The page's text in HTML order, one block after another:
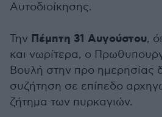
Αυτοδιοίκησης.
Την Πέμπτη 31 Αυγούστου,
και νωρίτερα, ο
Βουλή στην προ ημερησίας
συζήτηση σε επίπεδο
ζήτημα των πυρκαγιών.